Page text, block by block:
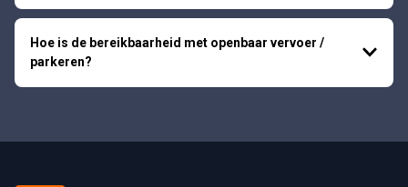
Hoe is de bereikbaarheid met openbaar vervoer /
parkeren?